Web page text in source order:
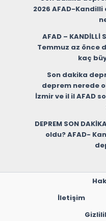
2026 AFAD-
AFAD – KANDİLLİ
Temmuz az önce
kaç
Son dakika
deprem nerede
İzmir ve il il AFAD
DEPREM SON
oldu? AFAD-
İletişim